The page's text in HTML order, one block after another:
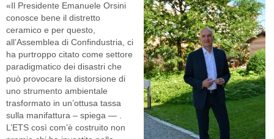
«Il Presidente Emanuele Orsini
conosce bene il distretto
ceramico e per questo,
all’Assemblea di Confindustria, ci
ha purtroppo citato come settore
paradigmatico dei disastri che
può provocare la distorsione di
uno strumento ambientale
trasformato in un’ottusa tassa
sulla manifattura – spiega — .
L’ETS così com’è costruito non